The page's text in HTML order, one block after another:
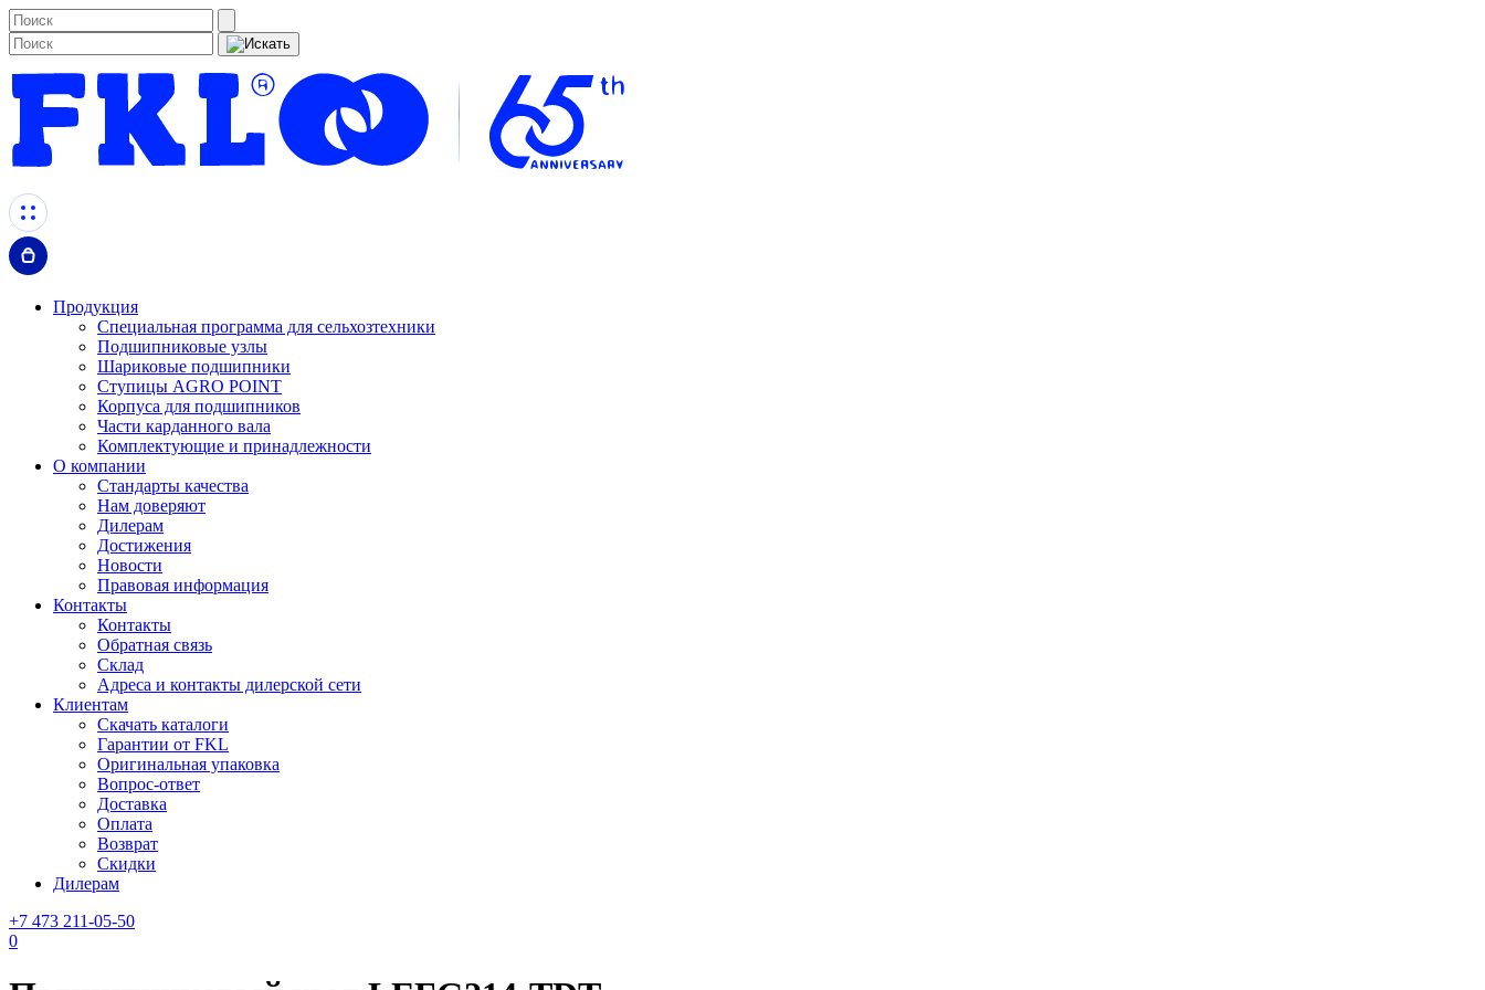
Продукция
Специальная программа для сельхозтехники
Подшипниковые узлы
Шариковые подшипники
Ступицы AGRO POINT
Корпуса для подшипников
Части карданного вала
Комплектующие и принадлежности
О компании
Стандарты качества
Нам доверяют
Дилерам
Достижения
Новости
Правовая информация
Контакты
Контакты
Обратная связь
Склад
Адреса и контакты дилерской сети
Клиентам
Скачать каталоги
Гарантии от FKL
Оригинальная упаковка
Вопрос-ответ
Доставка
Оплата
Возврат
Скидки
Дилерам
+7 473 211-05-50
0